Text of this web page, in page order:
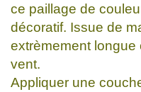
ce paillage de
décoratif. Issue de
extrèmement longue
vent.
Appliquer une